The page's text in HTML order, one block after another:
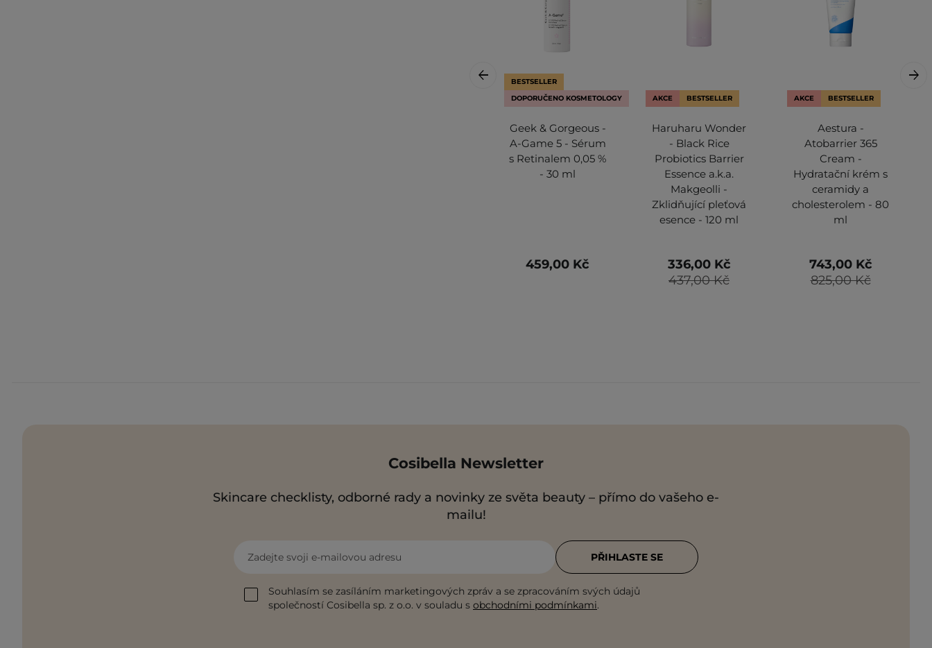
BESTSELLER
DOPORUČENO KOSMETOLOGY
Geek & Gorgeous -
A-Game 5 - Sérum
s Retinalem 0,05 %
- 30 ml
459,00 Kč
AKCE BESTSELLER
Haruharu Wonder
- Black Rice
Probiotics Barrier
Essence a.k.a.
Makgeolli -
Zklidňující pleťová
esence - 120 ml
437,00 Kč
336,00 Kč
AKCE BESTSELLER
Aestura -
Atobarrier 365
Cream -
Hydratační krém s
ceramidy a
cholesterolem - 80
ml
825,00 Kč
743,00 Kč
Cosibella Newsletter
Skincare checklisty, odborné rady a novinky ze světa beauty – přímo do vašeho e-
mailu!
Zadejte svoji e-mailovou adresu
Souhlasím se zasíláním marketingových zpráv a se zpracováním svých údajů
společností Cosibella sp. z o.o. v souladu s obchodními podmínkami.
PŘIHLASTE SE